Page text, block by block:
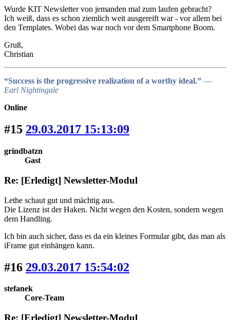
Wurde KIT Newsletter von jemanden mal zum laufen gebracht?
Ich weiß, dass es schon ziemlich weit ausgereift war - vor allem bei
den Templates. Wobei das war noch vor dem Smartphone Boom.
Gruß,
Christian
“Success is the progressive realization of a worthy ideal.” ―
Earl Nightingale
Online
#15 29.03.2017 15:13:09
grindbatzn
Gast
Re: [Erledigt] Newsletter-Modul
Lethe schaut gut und mächtig aus.
Die Lizenz ist der Haken. Nicht wegen den Kosten, sondern wegen
dem Handling.
Ich bin auch sicher, dass es da ein kleines Formular gibt, das man als
iFrame gut einhängen kann.
#16 29.03.2017 15:54:02
stefanek
Core-Team
Re: [Erledigt] Newsletter-Modul